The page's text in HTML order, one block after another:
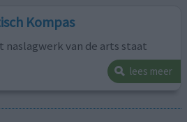
Kompas
naslagwerk van de arts staat
lees meer